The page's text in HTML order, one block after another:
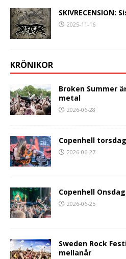
SKIVRECENSION:
2025-11-16
KRÖNIKOR
Broken Summer
metal
2026-06-28
Copenhell
2026-06-27
Copenhell
2026-06-25
Sweden Rock
mellanår